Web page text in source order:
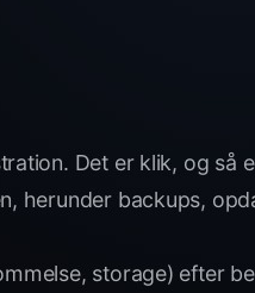
Det er klik, og så
herunder backups,
storage) efter